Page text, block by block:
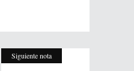
Siguiente nota